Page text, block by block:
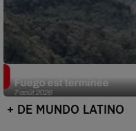
7 août 2026
Fuego est terminée
+ DE MUNDO LATINO